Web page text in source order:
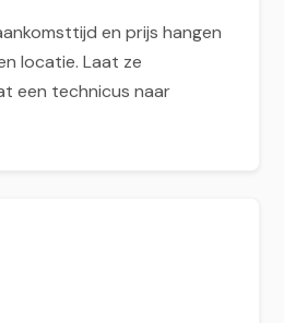
en prijs hangen
locatie. Laat ze
een technicus naar